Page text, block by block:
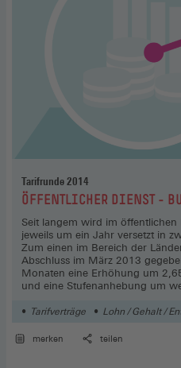
Tarifrunde 2014
:ÖFFENTLICHER DIENST -
Seit langem wird im
jeweils um ein Jahr versetzt in
Zum einen im Bereich der
Abschluss im März 2013
Monaten eine Erhöhung um
und eine Stufenanhebung um
Gemeinden.(1) Hier liefen die
Tarifverträge Lohn / Gehalt /
merken teilen